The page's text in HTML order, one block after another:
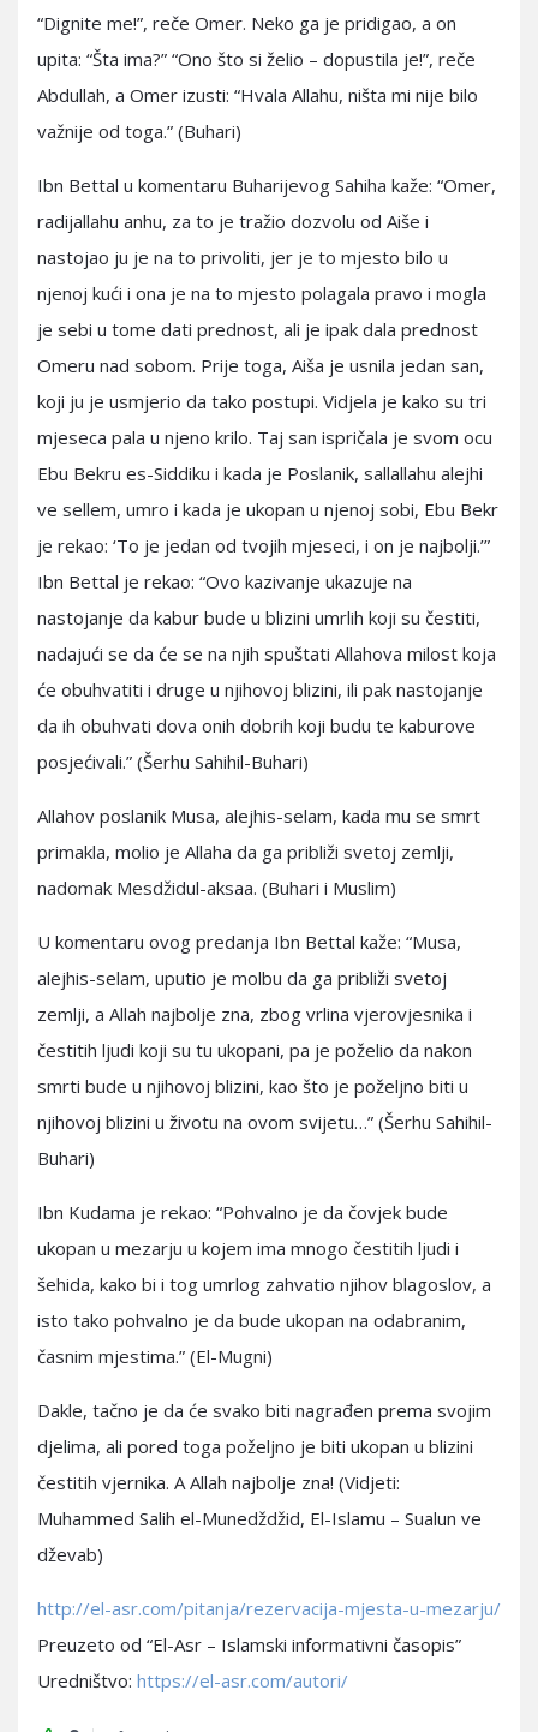
“Dignite me!”, reče Omer. Neko ga je pridigao, a on
upita: “Šta ima?” “Ono što si želio – dopustila je!”, reče
Abdullah, a Omer izusti: “Hvala Allahu, ništa mi nije bilo
važnije od toga.” (Buhari)
Ibn Bettal u komentaru Buharijevog Sahiha kaže: “Omer,
radijallahu anhu, za to je tražio dozvolu od Aiše i
nastojao ju je na to privoliti, jer je to mjesto bilo u
njenoj kući i ona je na to mjesto polagala pravo i mogla
je sebi u tome dati prednost, ali je ipak dala prednost
Omeru nad sobom. Prije toga, Aiša je usnila jedan san,
koji ju je usmjerio da tako postupi. Vidjela je kako su tri
mjeseca pala u njeno krilo. Taj san ispričala je svom ocu
Ebu Bekru es-Siddiku i kada je Poslanik, sallallahu alejhi
ve sellem, umro i kada je ukopan u njenoj sobi, Ebu Bekr
je rekao: ‘To je jedan od tvojih mjeseci, i on je najbolji.’”
Ibn Bettal je rekao: “Ovo kazivanje ukazuje na
nastojanje da kabur bude u blizini umrlih koji su čestiti,
nadajući se da će se na njih spuštati Allahova milost koja
će obuhvatiti i druge u njihovoj blizini, ili pak nastojanje
da ih obuhvati dova onih dobrih koji budu te kaburove
posjećivali.” (Šerhu Sahihil-Buhari)
Allahov poslanik Musa, alejhis-selam, kada mu se smrt
primakla, molio je Allaha da ga približi svetoj zemlji,
nadomak Mesdžidul-aksaa. (Buhari i Muslim)
U komentaru ovog predanja Ibn Bettal kaže: “Musa,
alejhis-selam, uputio je molbu da ga približi svetoj
zemlji, a Allah najbolje zna, zbog vrlina vjerovjesnika i
čestitih ljudi koji su tu ukopani, pa je poželio da nakon
smrti bude u njihovoj blizini, kao što je poželjno biti u
njihovoj blizini u životu na ovom svijetu…” (Šerhu Sahihil-
Buhari)
Ibn Kudama je rekao: “Pohvalno je da čovjek bude
ukopan u mezarju u kojem ima mnogo čestitih ljudi i
šehida, kako bi i tog umrlog zahvatio njihov blagoslov, a
isto tako pohvalno je da bude ukopan na odabranim,
časnim mjestima.” (El-Mugni)
Dakle, tačno je da će svako biti nagrađen prema svojim
djelima, ali pored toga poželjno je biti ukopan u blizini
čestitih vjernika. A Allah najbolje zna! (Vidjeti:
Muhammed Salih el-Munedždžid, El-Islamu – Sualun ve
dževab)
http://el-asr.com/pitanja/rezervacija-mjesta-u-mezarju/
Preuzeto od “El-Asr – Islamski informativni časopis”
Uredništvo: https://el-asr.com/autori/